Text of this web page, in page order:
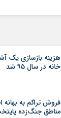
خانه در سال ۹۵ شد
فروش تراکم به
مناطق جنگ‌زده